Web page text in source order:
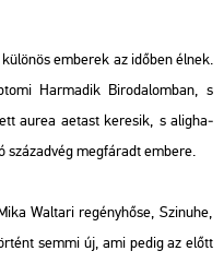
em­be­rek az idő­ben élnek.
Har­ma­dik Bi­ro­da­lom­ban, s
aurea aetast ke­re­sik, s alig­ha­
szá­zad­vég meg­fá­radt em­be­re.
Wal­ta­ri re­gény­hő­se, Szi­nu­he,
semmi új, ami pedig az előtt